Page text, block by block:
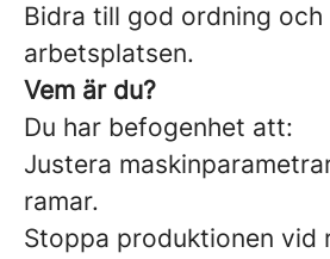
Bidra till god ordning och
arbetsplatsen.
Vem är du?
Du har befogenhet att:
Justera
ramar.
Stoppa produktionen vid